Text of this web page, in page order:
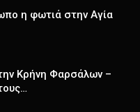
η φωτιά στην Αγία
Κρήνη Φαρσάλων –